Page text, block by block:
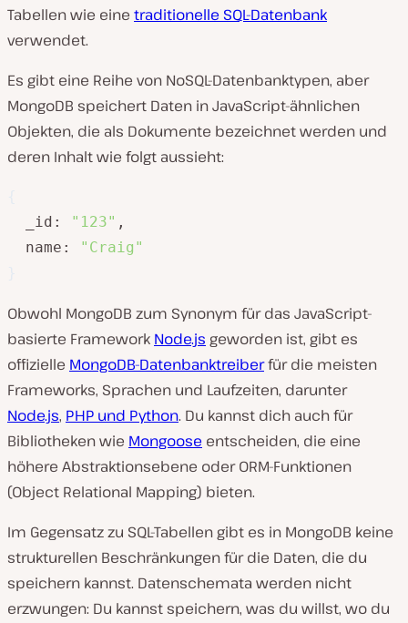
Tabellen wie eine traditionelle SQL-Datenbank
verwendet.
Es gibt eine Reihe von NoSQL-Datenbanktypen, aber
MongoDB speichert Daten in JavaScript-ähnlichen
Objekten, die als Dokumente bezeichnet werden und
deren Inhalt wie folgt aussieht:
  _id:
"123" ,
  name:
"Craig"
Obwohl MongoDB zum Synonym für das JavaScript-
basierte Framework Node.js geworden ist, gibt es
offizielle MongoDB-Datenbanktreiberfür die meisten
Frameworks, Sprachen und Laufzeiten, darunter
Node.js, PHP und Python. Du kannst dich auch für
Bibliotheken wie Mongoose entscheiden, die eine
höhere Abstraktionsebene oder ORM-Funktionen
(Object Relational Mapping) bieten.
Im Gegensatz zu SQL-Tabellen gibt es in MongoDB keine
strukturellen Beschränkungen für die Daten, die du
speichern kannst. Datenschemata werden nicht
erzwungen: Du kannst speichern, was du willst, wo du